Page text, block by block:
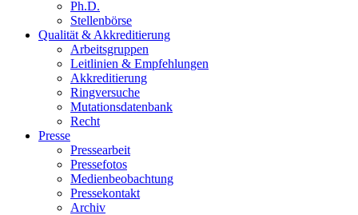
Ph.D.
Stellenbörse
Qualität & Akkreditierung
Arbeitsgruppen
Leitlinien & Empfehlungen
Akkreditierung
Ringversuche
Mutationsdatenbank
Recht
Presse
Pressearbeit
Pressefotos
Medienbeobachtung
Pressekontakt
Archiv